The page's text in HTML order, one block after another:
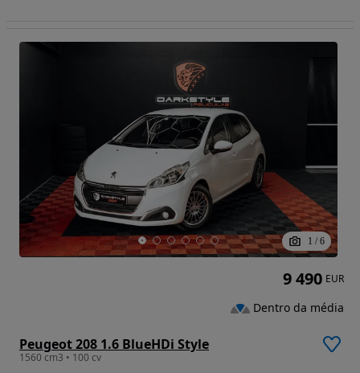
1 / 6
Peugeot 208 1.6 BlueHDi Style
1560 cm3 • 100 cv
9 490 EUR
Dentro da média